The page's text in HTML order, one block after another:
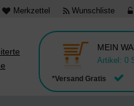
Merkzettel Wunschliste
*Versand Gratis
MEIN
Artikel: 0